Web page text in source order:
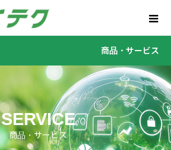
商品・サービス
SERVICE
商品・サービス